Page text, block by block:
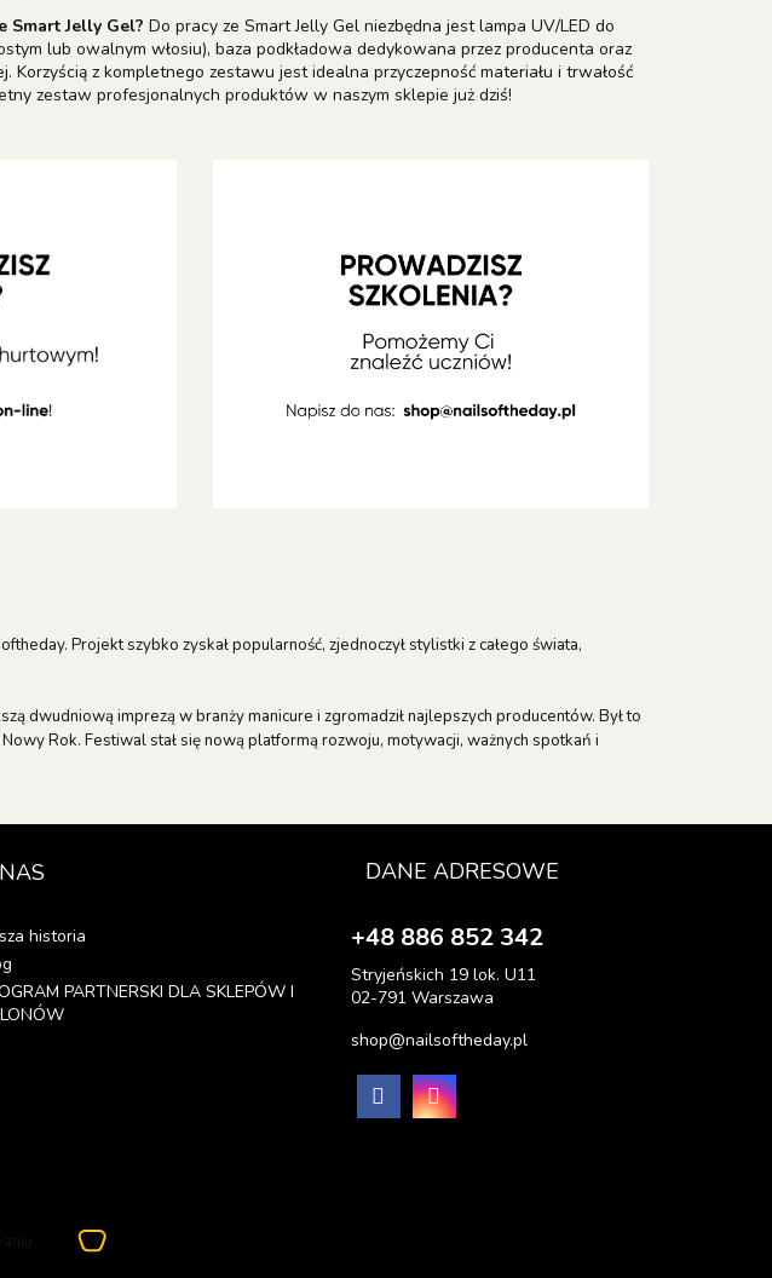
Smart Jelly Gel? Do pracy ze Smart Jelly Gel niezbędna jest lampa UV/LED do
lub owalnym włosiu), baza podkładowa dedykowana przez producenta oraz
Korzyścią z kompletnego zestawu jest idealna przyczepność materiału i trwałość
zestaw profesjonalnych produktów w naszym sklepie już dziś!
Projekt szybko zyskał popularność, zjednoczył stylistki z całego świata,
dwudniową imprezą w branży manicure i zgromadził najlepszych producentów. Był to
Rok. Festiwal stał się nową platformą rozwoju, motywacji, ważnych spotkań i
historia
PARTNERSKI DLA SKLEPÓW I
DANE ADRESOWE
+48 886 852 342
Stryjeńskich 19 lok. U11
02-791 Warszawa
shop@nailsoftheday.pl